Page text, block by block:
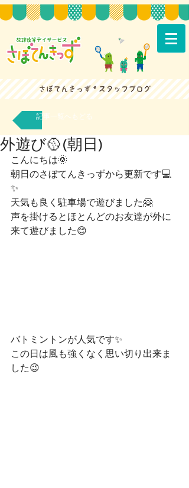
記事一覧へもどる
外遊び🥎(朝日)
こんにちは🌞
朝日のさぼてんきっずから更新です💻
✨
天気も良く駐車場で遊びました🤗
声を掛けるとほとんどのお友達が外に
来て遊びました😊
バトミントンが人気です✨
この日は風も強くなく思い切り出来ま
した😉